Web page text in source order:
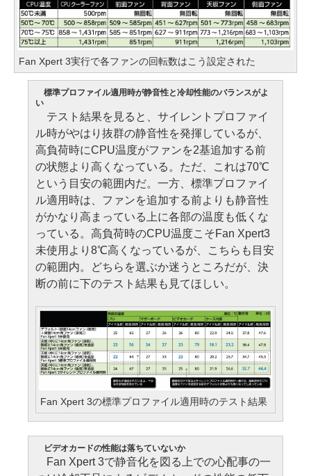
Fan Xpert 3実行で各ファンの回転数はこう設定された
標準プロファイル適用時が静音性と冷却性能のバランスがよ
い
テスト結果を見ると、サイレントプロファイ
ル時がやはり抜群の静音性を発揮しているが、
高負荷時にCPU温度がファンを2基追加する前
の状態より高くなっている。ただ、これは70℃
という目安の範囲内だ。一方、標準プロファイ
ル適用時は、ファンを追加する前よりも静音性
がかなり高まっている上に各部の温度も低くな
っている。高負荷時のCPU温度こそFan Xpert3
未使用より8℃高くなっているが、こちらも目安
の範囲内。どちらを選ぶか迷うところだが、決
断の前に下のテスト結果も見てほしい。
Fan Xpert 3の標準プロファイル適用時のテスト結果
ビデオカードの性能は落ちていないか
Fan Xpert 3で静音化を図る上での心配事の一